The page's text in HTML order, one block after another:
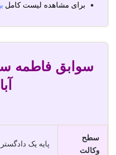
برای مشاهده لیست کامل
سوابق فاطمه
سطح
وکالت
پایه یک